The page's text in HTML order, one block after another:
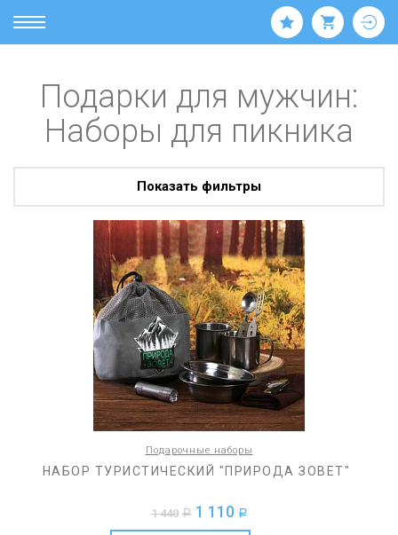
Подарки для мужчин:
Наборы для пикника
Показать фильтры
Подарочные наборы
НАБОР ТУРИСТИЧЕСКИЙ "ПРИРОДА ЗОВЕТ"
1 440 a 1 110 a